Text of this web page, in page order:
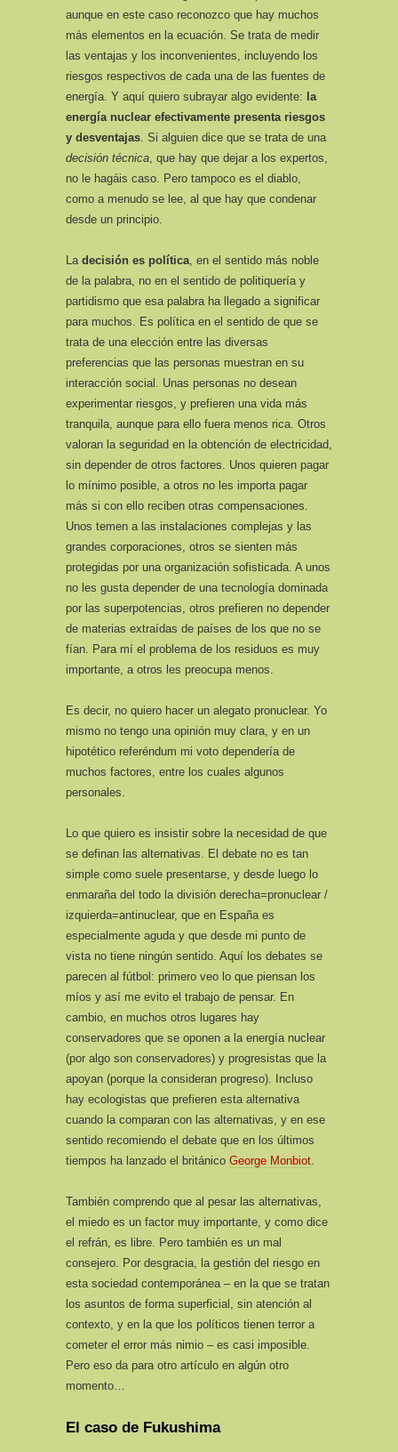
aunque en este caso reconozco que hay muchos
más elementos en la ecuación. Se trata de medir
las ventajas y los inconvenientes, incluyendo los
riesgos respectivos de cada una de las fuentes de
energía. Y aquí quiero subrayar algo evidente: la
energía nuclear efectivamente presenta riesgos
y desventajas. Si alguien dice que se trata de una
decisión técnica, que hay que dejar a los expertos,
no le hagáis caso. Pero tampoco es el diablo,
como a menudo se lee, al que hay que condenar
desde un principio.
La decisión es política, en el sentido más noble
de la palabra, no en el sentido de politiquería y
partidismo que esa palabra ha llegado a significar
para muchos. Es política en el sentido de que se
trata de una elección entre las diversas
preferencias que las personas muestran en su
interacción social. Unas personas no desean
experimentar riesgos, y prefieren una vida más
tranquila, aunque para ello fuera menos rica. Otros
valoran la seguridad en la obtención de electricidad,
sin depender de otros factores. Unos quieren pagar
lo mínimo posible, a otros no les importa pagar
más si con ello reciben otras compensaciones.
Unos temen a las instalaciones complejas y las
grandes corporaciones, otros se sienten más
protegidas por una organización sofisticada. A unos
no les gusta depender de una tecnología dominada
por las superpotencias, otros prefieren no depender
de materias extraídas de países de los que no se
fían. Para mí el problema de los residuos es muy
importante, a otros les preocupa menos.
Es decir, no quiero hacer un alegato pronuclear. Yo
mismo no tengo una opinión muy clara, y en un
hipotético referéndum mi voto dependería de
muchos factores, entre los cuales algunos
personales.
Lo que quiero es insistir sobre la necesidad de que
se definan las alternativas. El debate no es tan
simple como suele presentarse, y desde luego lo
enmaraña del todo la división derecha=pronuclear /
izquierda=antinuclear, que en España es
especialmente aguda y que desde mi punto de
vista no tiene ningún sentido. Aquí los debates se
parecen al fútbol: primero veo lo que piensan los
míos y así me evito el trabajo de pensar. En
cambio, en muchos otros lugares hay
conservadores que se oponen a la energía nuclear
(por algo son conservadores) y progresistas que la
apoyan (porque la consideran progreso). Incluso
hay ecologistas que prefieren esta alternativa
cuando la comparan con las alternativas, y en ese
sentido recomiendo el debate que en los últimos
tiempos ha lanzado el británico George Monbiot.
También comprendo que al pesar las alternativas,
el miedo es un factor muy importante, y como dice
el refrán, es libre. Pero también es un mal
consejero. Por desgracia, la gestión del riesgo en
esta sociedad contemporánea – en la que se tratan
los asuntos de forma superficial, sin atención al
contexto, y en la que los políticos tienen terror a
cometer el error más nimio – es casi imposible.
Pero eso da para otro artículo en algún otro
momento…
El caso de Fukushima